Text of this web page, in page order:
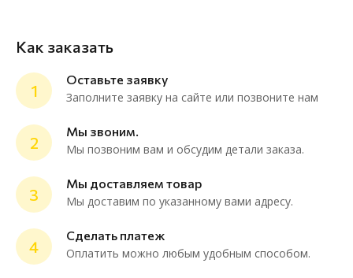
Как заказать
1
Оставьте заявку
Заполните заявку на сайте или позвоните нам
2
Мы звоним.
Мы позвоним вам и обсудим детали заказа.
3
Мы доставляем товар
Мы доставим по указанному вами адресу.
4
Сделать платеж
Оплатить можно любым удобным способом.
online
Мессенджеры
Нужна консультация или персональное
предложение? Пиши в мессенджер!